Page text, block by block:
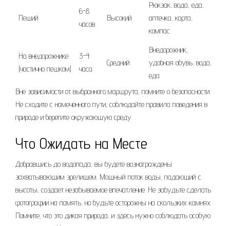
Пеший
6-8
часов
Высокий
Рюкзак, вода, еда,
аптечка, карта,
компас
На внедорожнике
(частично пешком)
3-4
часа
Средний
Внедорожник,
удобная обувь, вода,
еда
Вне зависимости от выбранного маршрута, помните о безопасности.
Не сходите с намеченного пути, соблюдайте правила поведения в
природе и берегите окружающую среду.
Что Ожидать на Месте
Добравшись до водопада, вы будете вознаграждены
захватывающим зрелищем. Мощный поток воды, падающий с
высоты, создает незабываемое впечатление. Не забудьте сделать
фотографии на память, но будьте осторожны на скользких камнях.
Помните, что это дикая природа, и здесь нужно соблюдать особую